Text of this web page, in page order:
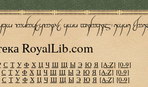
RoyalLib.com
С Т У Ф Х Ц Ч Ш Щ Ы Э Ю Я [A-Z] [0-9]
С Т У Ф Х Ц Ч Ш Щ Ы Э Ю Я [A-Z] [0-9]
С Т У Ф Х Ц Ч Ш Щ Ы Э Ю Я [A-Z] [0-9]